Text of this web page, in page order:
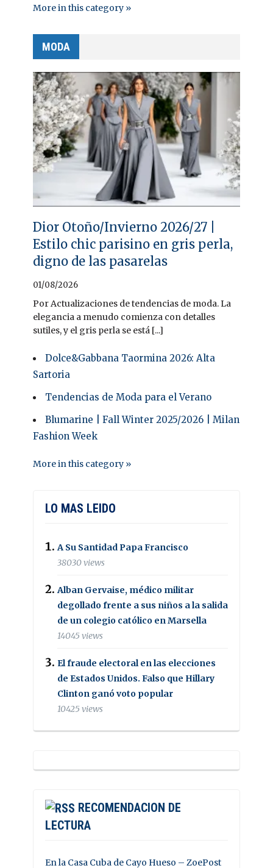
More in this category »
MODA
Dior Otoño/Invierno 2026/27 |
Estilo chic parisino en gris perla,
digno de las pasarelas
01/08/2026
Por Actualizaciones de tendencias de moda. La
elegancia a menudo comienza con detalles
sutiles, y el gris perla se está [...]
Dolce&Gabbana Taormina 2026: Alta
Sartoria
Tendencias de Moda para el Verano
Blumarine | Fall Winter 2025/2026 | Milan
Fashion Week
More in this category »
LO MAS LEIDO
A Su Santidad Papa Francisco
38030 views
Alban Gervaise, médico militar
degollado frente a sus niños a la salida
de un colegio católico en Marsella
14045 views
El fraude electoral en las elecciones
de Estados Unidos. Falso que Hillary
Clinton ganó voto popular
10425 views
RECOMENDACION DE
LECTURA
En la Casa Cuba de Cayo Hueso – ZoePost